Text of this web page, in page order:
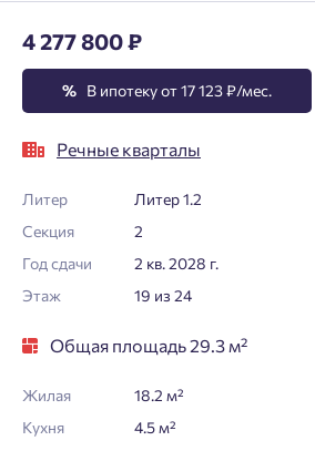
4 277 800 ₽
% В ипотеку от 17 123 ₽/мес.
Речные кварталы
Литер
Литер 1.2
Секция
2
Год сдачи
2 кв. 2028 г.
Этаж
19 из 24
Общая площадь 29.3 м²
Жилая
18.2 м²
Кухня
4.5 м²